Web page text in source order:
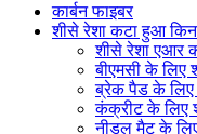
कार्बन फाइबर
शीसे रेशा कटा हुआ
शीसे रेशा एआर
बीएमसी के लिए
ब्रेक पैड के लिए
कंक्रीट के लिए
नीडल मैट के